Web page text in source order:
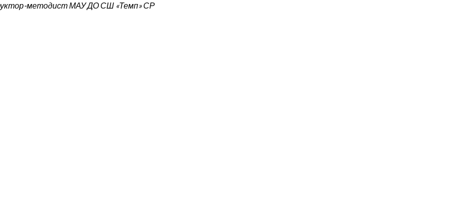
методист МАУ ДО СШ «Темп» СР